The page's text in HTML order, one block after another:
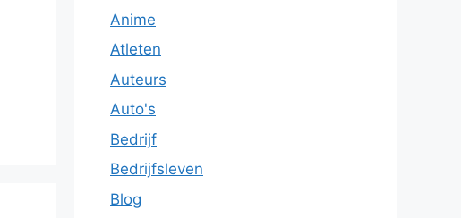
Anime
Atleten
Auteurs
Auto's
Bedrijf
Bedrijfsleven
Blog